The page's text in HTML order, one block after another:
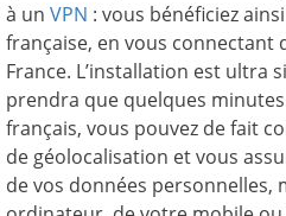
à un VPN : vous bénéficiez
française, en vous connectant
France. L’installation est ultra
prendra que quelques
français, vous pouvez de fait
de géolocalisation et vous
de vos données personnelles,